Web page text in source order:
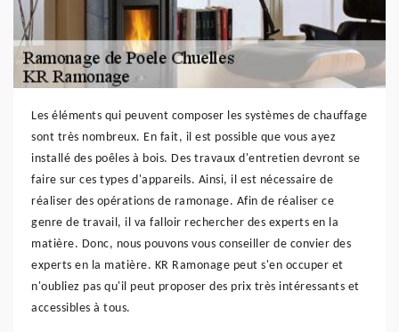
Les éléments qui peuvent composer les systèmes de chauffage
sont très nombreux. En fait, il est possible que vous ayez
installé des poêles à bois. Des travaux d'entretien devront se
faire sur ces types d'appareils. Ainsi, il est nécessaire de
réaliser des opérations de ramonage. Afin de réaliser ce
genre de travail, il va falloir rechercher des experts en la
matière. Donc, nous pouvons vous conseiller de convier des
experts en la matière. KR Ramonage peut s'en occuper et
n'oubliez pas qu'il peut proposer des prix très intéressants et
accessibles à tous.